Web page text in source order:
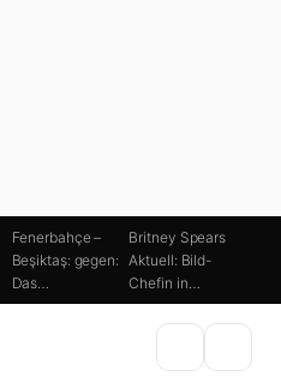
Fenerbahçe –
Beşiktaş: gegen:
Das…
Britney Spears
Aktuell: Bild-
Chefin in…